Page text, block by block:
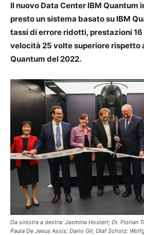
Il nuovo Data Center IBM Quantum
presto un sistema basato su IBM
tassi di errore ridotti, prestazioni
velocità 25 volte superiore rispetto
Quantum del 2022.
Da sinistra a destra: Jasmina Hostert; Dr. Florian
Paula De Jesus Assis; Dario Gil; Olaf Scholz;